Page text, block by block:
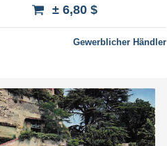
± 6,80 $
Gewerblicher Händler